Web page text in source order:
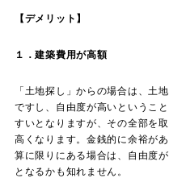
【デメリット】
１．建築費用が高額
「土地探し」からの場合は、土
ですし、自由度が高いというこ
すいとなりますが、その全部を
高くなります。金銭的に余裕が
算に限りにある場合は、自由度
となるかも知れません。